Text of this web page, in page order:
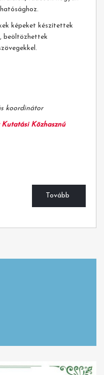
képeket készítettek
beöltözhettek
koordinátor
Közhasznú
Tovább